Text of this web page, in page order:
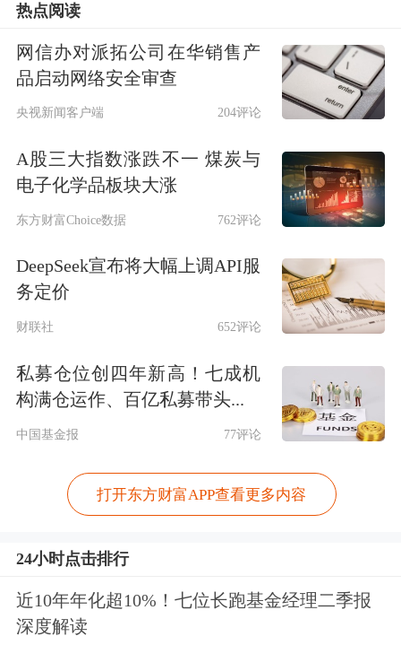
德法等欧洲主要股票市场逐渐走出衰退
阴影。
国内方面，人民币汇率稳定为货币政策
提供了更大空间，9月30日央行宣布对
普惠金融实施定向降准，从明年起执
行，预计将释放流动性8000亿元左右，
有利于缓解流动性担忧。虽然国内经济
数据不如外围市场表现抢眼，但欧美股
市整体向好，在国内股市涨幅偏低的情
况下，A股存在一定的补涨预期。
周一市场的长阴线和板块关系较大，但
不改变整体上升格局。国庆节日期间港
股金融和地产大涨，
融创中国
热点阅读
网信办对派拓公司在华销售产
品启动网络安全审查
央视新闻客户端 204评论
A股三大指数涨跌不一 煤炭与
电子化学品板块大涨
东方财富Choice数据 762评论
DeepSeek宣布将大幅上调API服
务定价
财联社 652评论
私募仓位创四年新高！七成机
构满仓运作、百亿私募带头...
中国基金报 77评论
打开东方财富APP查看更多内容
24小时点击排行
近10年年化超10%！七位长跑基金经理二季报
深度解读